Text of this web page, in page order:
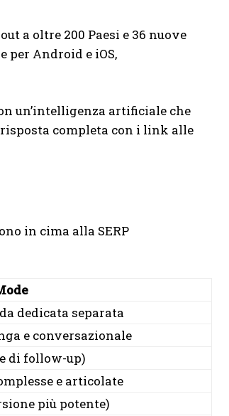
a oltre 200 Paesi e 36 nuove
per Android e iOS,
un’intelligenza artificiale che
completa con i link alle
in cima alla SERP
dedicata separata
e conversazionale
di follow-up)
e articolate
più potente)